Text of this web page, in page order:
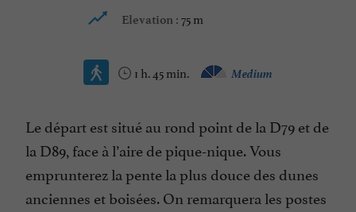
Elevation : 75 m
1 h. 45 min. Medium
Le départ est situé au rond point de la D79 et de
la D89, face à l’aire de pique-nique. Vous
emprunterez la pente la plus douce des dunes
anciennes et boisées. On remarquera les postes